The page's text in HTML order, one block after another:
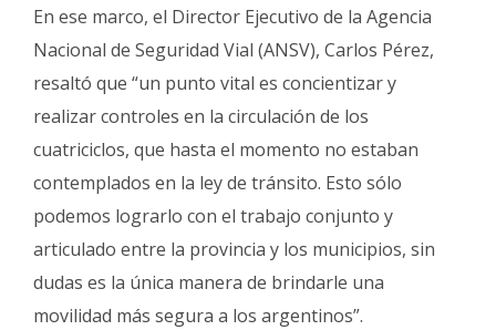
En ese marco, el Director Ejecutivo de la Agencia
Nacional de Seguridad Vial (ANSV), Carlos Pérez,
resaltó que “un punto vital es concientizar y
realizar controles en la circulación de los
cuatriciclos, que hasta el momento no estaban
contemplados en la ley de tránsito. Esto sólo
podemos lograrlo con el trabajo conjunto y
articulado entre la provincia y los municipios, sin
dudas es la única manera de brindarle una
movilidad más segura a los argentinos”.